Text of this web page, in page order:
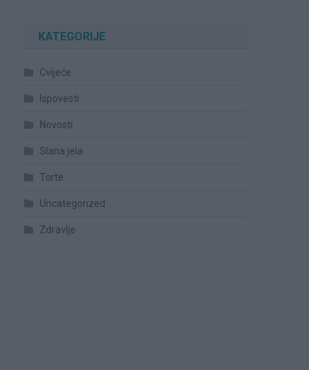
KATEGORIJE
Cvijeće
Ispovesti
Novosti
Slana jela
Torte
Uncategorized
Zdravlje